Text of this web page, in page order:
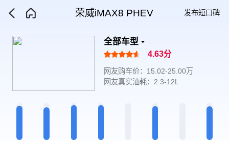
荣威iMAX8 PHEV 发布短口碑
全部车型
4.63分
网友购车价：15.02-25.00万
网友真实油耗：2.3-12L